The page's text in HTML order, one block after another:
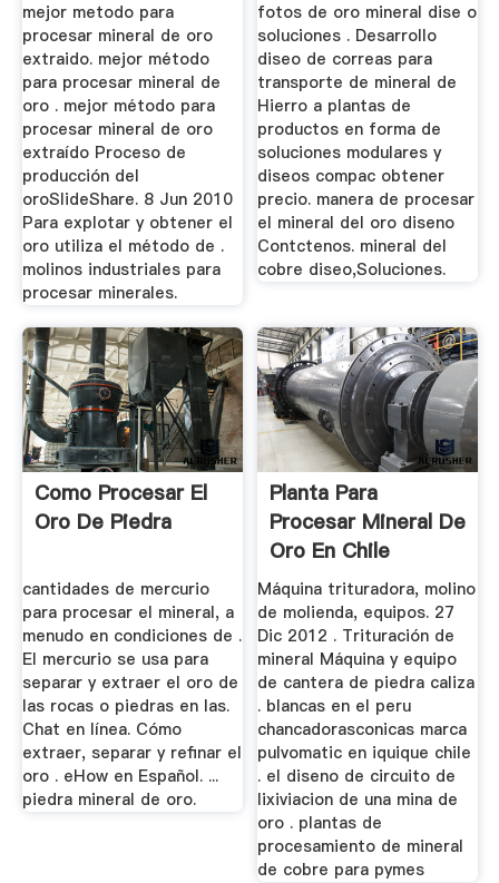
mejor metodo para
procesar mineral de oro
extraido. mejor método
para procesar mineral de
oro . mejor método para
procesar mineral de oro
extraído Proceso de
producción del
oroSlideShare. 8 Jun 2010
Para explotar y obtener el
oro utiliza el método de .
molinos industriales para
procesar minerales.
fotos de oro mineral dise o
soluciones . Desarrollo
diseo de correas para
transporte de mineral de
Hierro a plantas de
productos en forma de
soluciones modulares y
diseos compac obtener
precio. manera de procesar
el mineral del oro diseno
Contctenos. mineral del
cobre diseo,Soluciones.
Como Procesar El
Oro De Piedra
cantidades de mercurio
para procesar el mineral, a
menudo en condiciones de .
El mercurio se usa para
separar y extraer el oro de
las rocas o piedras en las.
Chat en línea. Cómo
extraer, separar y refinar el
oro . eHow en Español. ...
piedra mineral de oro.
Planta Para
Procesar Mineral De
Oro En Chile
Máquina trituradora, molino
de molienda, equipos. 27
Dic 2012 . Trituración de
mineral Máquina y equipo
de cantera de piedra caliza
. blancas en el peru
chancadorasconicas marca
pulvomatic en iquique chile
. el diseno de circuito de
lixiviacion de una mina de
oro . plantas de
procesamiento de mineral
de cobre para pymes